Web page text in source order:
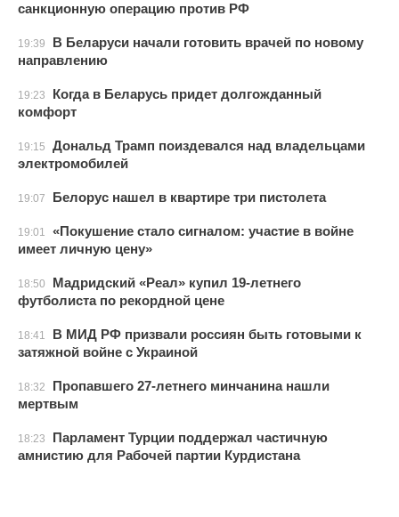
санкционную операцию против РФ
19:39
В Беларуси начали готовить врачей по новому
направлению
19:23
Когда в Беларусь придет долгожданный
комфорт
19:15
Дональд Трамп поиздевался над владельцами
электромобилей
19:07 Белорус нашел в квартире три пистолета
19:01
«Покушение стало сигналом: участие в войне
имеет личную цену»
18:50
Мадридский «Реал» купил 19-летнего
футболиста по рекордной цене
18:41
В МИД РФ призвали россиян быть готовыми к
затяжной войне с Украиной
18:32
Пропавшего 27-летнего минчанина нашли
мертвым
18:23
Парламент Турции поддержал частичную
амнистию для Рабочей партии Курдистана